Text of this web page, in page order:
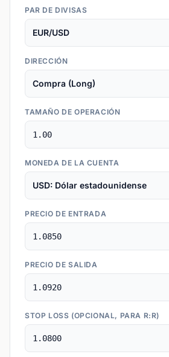
PAR DE DIVISAS
DIRECCIÓN
TAMAÑO DE OPERACIÓN
MONEDA DE LA CUENTA
PRECIO DE ENTRADA
PRECIO DE SALIDA
STOP LOSS (OPCIONAL, PARA R:R)